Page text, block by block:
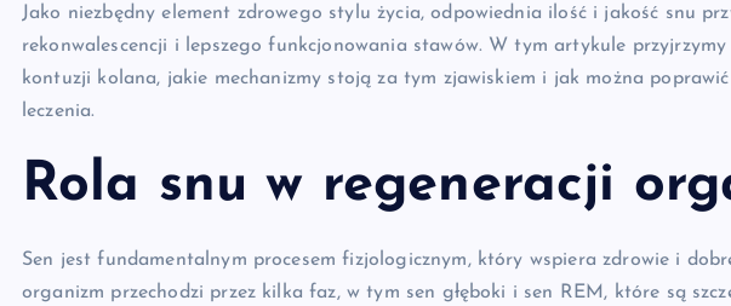
Jako niezbędny element zdrowego stylu życia, odpowiednia ilość i jakość snu
rekonwalescencji i lepszego funkcjonowania stawów. W tym artykule przyjrzymy
kontuzji kolana, jakie mechanizmy stoją za tym zjawiskiem i jak można
leczenia.
Rola snu w regeneracji
Sen jest fundamentalnym procesem fizjologicznym, który wspiera zdrowie i
organizm przechodzi przez kilka faz, w tym sen głęboki i sen REM, które są